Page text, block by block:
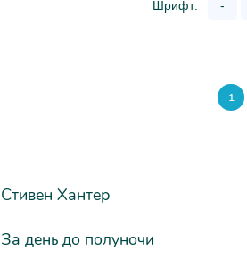
Шрифт: -
1
Стивен Хантер
За день до полуночи